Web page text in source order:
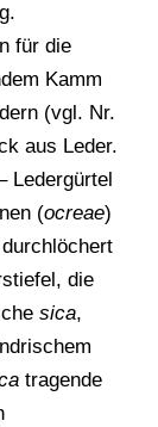
für die
Kamm
(vgl. Nr.
aus Leder.
Ledergürtel
(ocreae)
die
sica,
tragende